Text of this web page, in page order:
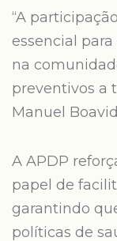
“A
essencial
na
preventivos a
Manuel
A APDP
papel de
garantindo
políticas de